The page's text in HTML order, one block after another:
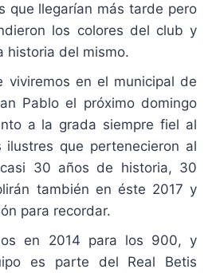
que llegarían más tarde pero
los colores del club y
historia del mismo.
viviremos en el municipal de
Pablo el próximo domingo
a la grada siempre fiel al
que pertenecieron al
30 años de historia, 30
también en éste 2017 y
para recordar.
en 2014 para los 900, y
es parte del Real Betis